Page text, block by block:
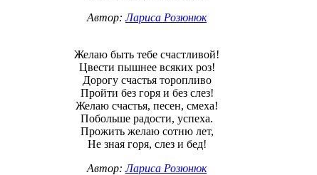
Автор:Лариса Розюнюк
Желаю быть тебе счастливой!
Цвести пышнее всяких роз!
Дорогу счастья торопливо
Пройти без горя и без слез!
Желаю счастья, песен, смеха!
Побольше радости, успеха.
Прожить желаю сотню лет,
Не зная горя, слез и бед!
Автор:Лариса Розюнюк